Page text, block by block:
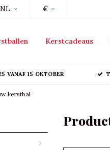
NL €
Kerstcadeaus
VANAF 15 OKTOBER
kerstbal